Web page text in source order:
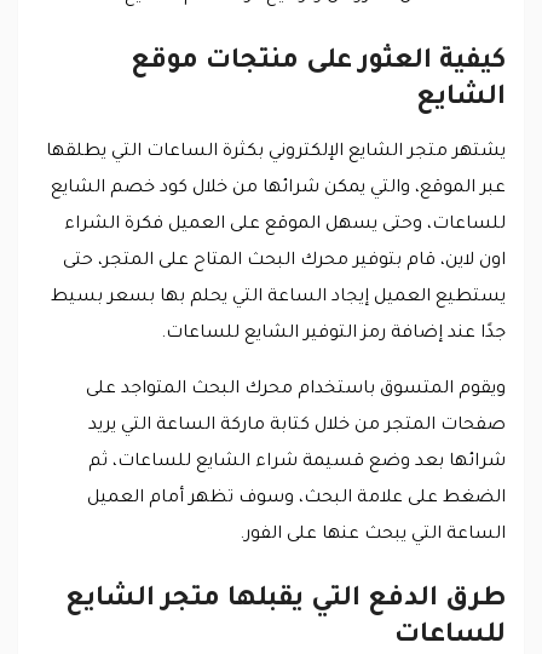
كيفية العثور على منتجات موقع
الشايع
يشتهر متجر الشايع الإلكتروني بكثرة الساعات التي يطلقها
عبر الموقع، والتي يمكن شرائها من خلال كود خصم الشايع
للساعات، وحتى يسهل الموقع على العميل فكرة الشراء
اون لاين، قام بتوفير محرك البحث المتاح على المتجر، حتى
يستطيع العميل إيجاد الساعة التي يحلم بها بسعر بسيط
جدًا عند إضافة رمز التوفير الشايع للساعات.
ويقوم المتسوق باستخدام محرك البحث المتواجد على
صفحات المتجر من خلال كتابة ماركة الساعة التي يريد
شرائها بعد وضع قسيمة شراء الشايع للساعات، ثم
الضغط على علامة البحث، وسوف تظهر أمام العميل
الساعة التي يبحث عنها على الفور.
طرق الدفع التي يقبلها متجر الشايع
للساعات